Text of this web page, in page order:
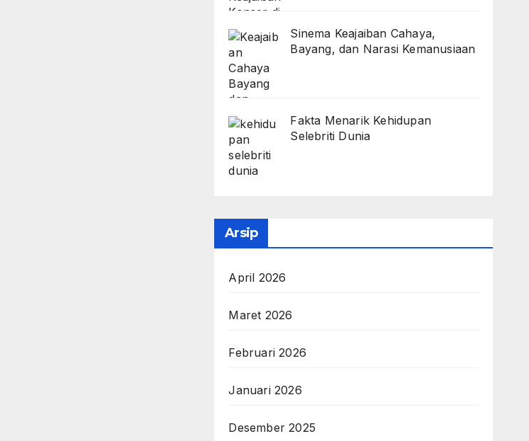
Sinema Keajaiban Cahaya,
Bayang, dan Narasi Kemanusiaan
Fakta Menarik Kehidupan
Selebriti Dunia
Arsip
April 2026
Maret 2026
Februari 2026
Januari 2026
Desember 2025